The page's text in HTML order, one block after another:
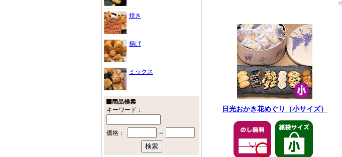
焼き
揚げ
ミックス
キーワード：
価格： ～
日光おかき花めぐり（小サイズ）